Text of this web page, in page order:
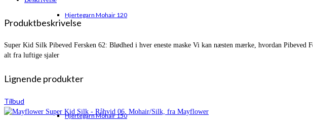
Hjertegarn Mohair 120
Hjertegarn Mohair 150
Produktbeskrivelse
Super Kid Silk Pibeved Fersken 62: Blødhed i hver eneste maske Vi kan næsten mærke, hvordan
alt fra luftige sjaler
Lignende produkter
Tilbud